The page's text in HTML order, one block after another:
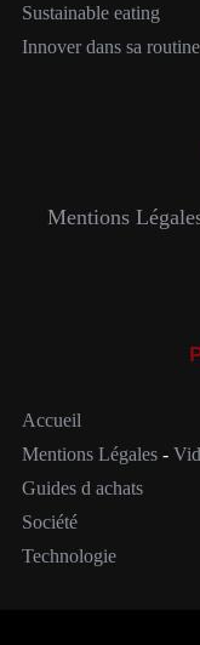
Sustainable eating
Innover dans sa routine
Mentions
Accueil
Mentions Légales-
Guides d achats
Société
Technologie